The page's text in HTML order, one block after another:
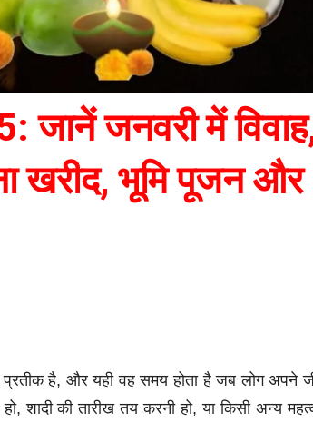
जनवरी में
खरीद, भूमि पूजन और
है, और यही वह समय होता है जब लोग अपने
शादी की तारीख तय करनी हो, या किसी अन्य